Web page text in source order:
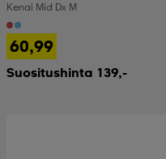
Kenai Mid Dx M
60,99
Suositushinta 139,-